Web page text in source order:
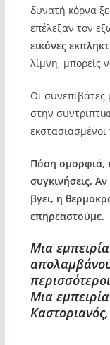
δυνατή κόρνα
επέλεξαν τον
εικόνες
λίμνη, μπορείς
Οι συνεπιβάτες
στην
Πόση ομορφιά,
συγκινήσεις.
βγει, η
επηρεαστούμε.
Μια
Μια